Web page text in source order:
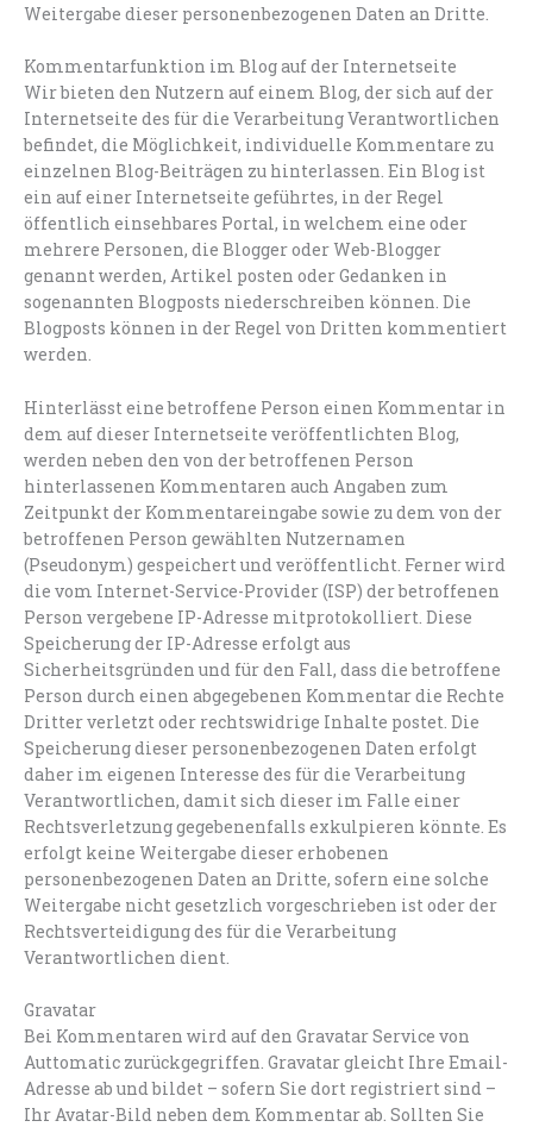
Weitergabe dieser personenbezogenen Daten an Dritte.
Kommentarfunktion im Blog auf der Internetseite
Wir bieten den Nutzern auf einem Blog, der sich auf der
Internetseite des für die Verarbeitung Verantwortlichen
befindet, die Möglichkeit, individuelle Kommentare zu
einzelnen Blog-Beiträgen zu hinterlassen. Ein Blog ist
ein auf einer Internetseite geführtes, in der Regel
öffentlich einsehbares Portal, in welchem eine oder
mehrere Personen, die Blogger oder Web-Blogger
genannt werden, Artikel posten oder Gedanken in
sogenannten Blogposts niederschreiben können. Die
Blogposts können in der Regel von Dritten kommentiert
werden.
Hinterlässt eine betroffene Person einen Kommentar in
dem auf dieser Internetseite veröffentlichten Blog,
werden neben den von der betroffenen Person
hinterlassenen Kommentaren auch Angaben zum
Zeitpunkt der Kommentareingabe sowie zu dem von der
betroffenen Person gewählten Nutzernamen
(Pseudonym) gespeichert und veröffentlicht. Ferner wird
die vom Internet-Service-Provider (ISP) der betroffenen
Person vergebene IP-Adresse mitprotokolliert. Diese
Speicherung der IP-Adresse erfolgt aus
Sicherheitsgründen und für den Fall, dass die betroffene
Person durch einen abgegebenen Kommentar die Rechte
Dritter verletzt oder rechtswidrige Inhalte postet. Die
Speicherung dieser personenbezogenen Daten erfolgt
daher im eigenen Interesse des für die Verarbeitung
Verantwortlichen, damit sich dieser im Falle einer
Rechtsverletzung gegebenenfalls exkulpieren könnte. Es
erfolgt keine Weitergabe dieser erhobenen
personenbezogenen Daten an Dritte, sofern eine solche
Weitergabe nicht gesetzlich vorgeschrieben ist oder der
Rechtsverteidigung des für die Verarbeitung
Verantwortlichen dient.
Gravatar
Bei Kommentaren wird auf den Gravatar Service von
Auttomatic zurückgegriffen. Gravatar gleicht Ihre Email-
Adresse ab und bildet – sofern Sie dort registriert sind –
Ihr Avatar-Bild neben dem Kommentar ab. Sollten Sie